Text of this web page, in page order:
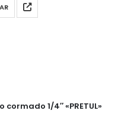
1/4″ «PRETUL»